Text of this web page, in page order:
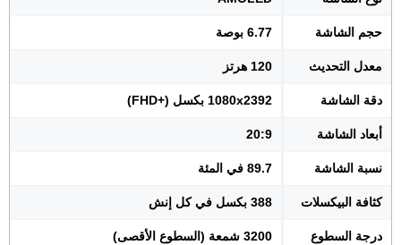
حجم الشاشة 6.77 بوصة
معدل التحديث 120 هرتز
دقة الشاشة 1080x2392 بكسل (+FHD)
أبعاد الشاشة 20:9
نسبة الشاشة 89.7 في المئة
كثافة البيكسلات 388 بكسل في كل إنش
درجة السطوع 3200 شمعة (السطوع الأقصى)